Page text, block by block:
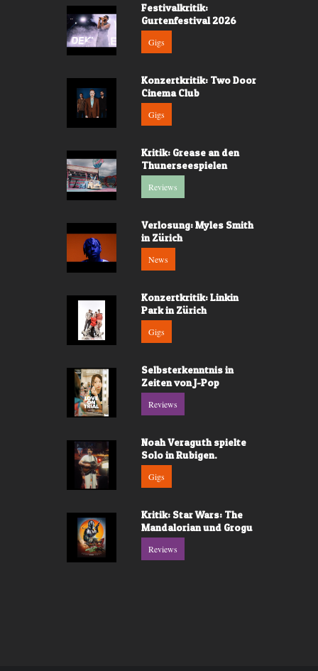
Festivalkritik:
Gurtenfestival 2026
Gigs
Konzertkritik: Two Door
Cinema Club
Gigs
Kritik: Grease an den
Thunerseespielen
Reviews
Verlosung: Myles Smith
in Zürich
News
Konzertkritik: Linkin
Park in Zürich
Gigs
Selbsterkenntnis in
Zeiten von J-Pop
Reviews
Noah Veraguth spielte
Solo in Rubigen.
Gigs
Kritik: Star Wars: The
Mandalorian und Grogu
Reviews